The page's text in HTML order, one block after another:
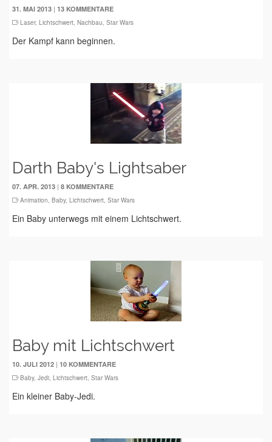
31. MAI 2013 | 13 KOMMENTARE
Laser, Lichtschwert, Nachbau, Star Wars
Der Kampf kann beginnen.
Darth Baby's Lightsaber
07. APR. 2013 | 8 KOMMENTARE
Animation, Baby, Lichtschwert, Star Wars
Ein Baby unterwegs mit einem Lichtschwert.
Baby mit Lichtschwert
10. JULI 2012 | 10 KOMMENTARE
Baby, Jedi, Lichtschwert, Star Wars
Ein kleiner Baby-Jedi.